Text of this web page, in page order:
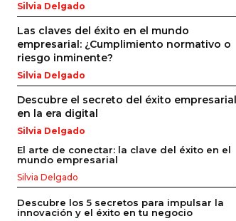
Silvia Delgado
Las claves del éxito en el mundo
empresarial: ¿Cumplimiento normativo o
riesgo inminente?
Silvia Delgado
Descubre el secreto del éxito empresarial
en la era digital
Silvia Delgado
El arte de conectar: la clave del éxito en el
mundo empresarial
Silvia Delgado
Descubre los 5 secretos para impulsar la
innovación y el éxito en tu negocio